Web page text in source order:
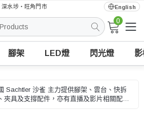
深水埗・旺角門市 English
0
腳架 LED燈 閃光燈
Sachtler 沙雀 主力提供腳架、雲台、快拆
夾具及支撐配件，亦有直播及影片相關配